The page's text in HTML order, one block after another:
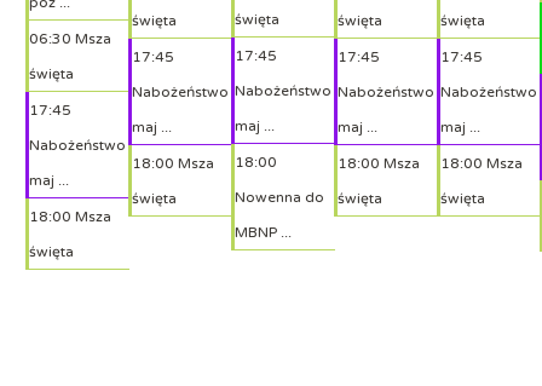
06:30 Msza
święta
17:45
Nabożeństwo
maj ...
18:00 Msza
święta
święta
17:45
Nabożeństwo
maj ...
18:00 Msza
święta
święta
17:45
Nabożeństwo
maj ...
18:00
Nowenna do
MBNP ...
święta
17:45
Nabożeństwo
maj ...
18:00 Msza
święta
święta
17:45
Nabożeństwo
maj ...
18:00 Msza
święta